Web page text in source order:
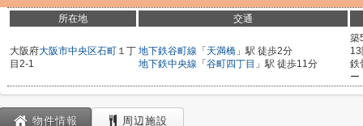
所在地 交通
大阪府大阪市中央区石町 １丁
目2-1
地下鉄谷町線 「 天満橋 」駅 徒歩2分
地下鉄中央線 「 谷町四丁目 」駅 徒歩11分
築
鉄
ー
物件情報 周辺施設